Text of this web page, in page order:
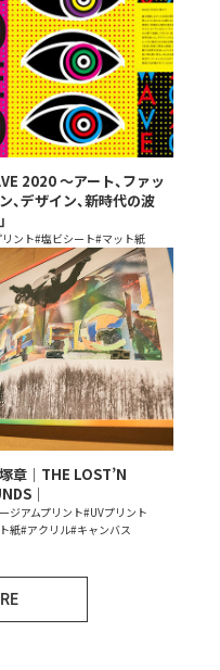
2020 〜アート、ファッ
、デザイン、新時代の波
ント#塩ビシート#マット紙
章｜THE LOST’N
｜
ジアムプリント#UVプリント
紙#アクリル#キャンバス